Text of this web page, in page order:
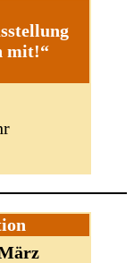
mit!“